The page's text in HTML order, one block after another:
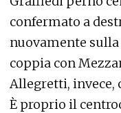
confermato a
nuovamente
coppia con
Allegretti, invece,
È proprio il